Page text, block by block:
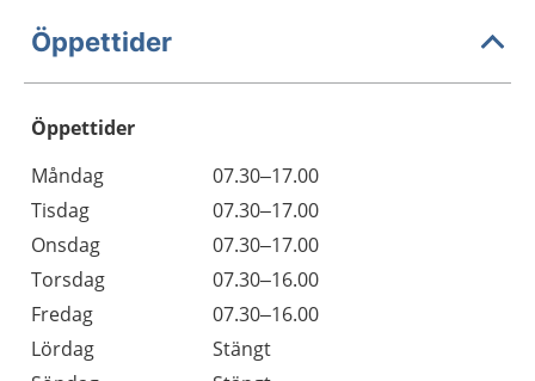
Öppettider
Öppettider
Dag
Öppettider
Kommentarer
Måndag
07.30–17.00
Tisdag
07.30–17.00
Onsdag
07.30–17.00
Torsdag
07.30–16.00
Fredag
07.30–16.00
Lördag
Stängt